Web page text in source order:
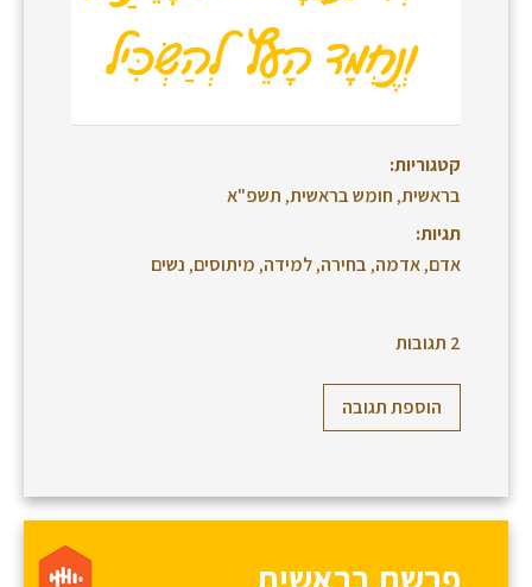
קטגוריות:
בראשית, חומש בראשית, תשפ"א
תגיות:
אדם,אדמה, בחירה,למידה, מיתוסים, נשים
2 תגובות
הוספת תגובה